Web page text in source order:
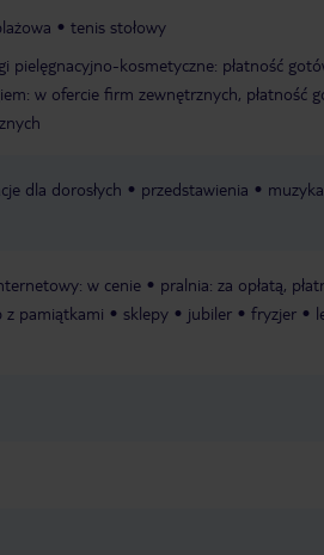
tenis stołowy
pielęgnacyjno-kosmetyczne: płatność
w ofercie firm zewnętrznych, płatność
dla dorosłych przedstawienia
w cenie
pralnia: za opłatą,
z pamiątkami sklepy jubiler fryzjer